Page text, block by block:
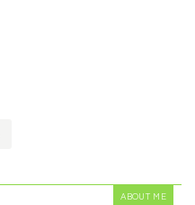
ABOUT ME